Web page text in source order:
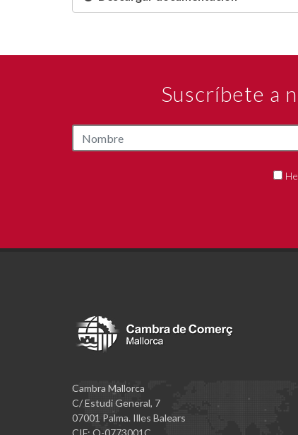
Suscríbete a
Cambra Mallorca
C/ Estudi General, 7
07001 Palma. Illes Balears